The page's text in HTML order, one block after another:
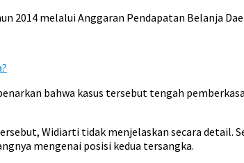
2014 melalui Anggaran Pendapatan Belanja
bahwa kasus tersebut tengah
Widiarti tidak menjelaskan secara detail.
mengenai posisi kedua tersangka.